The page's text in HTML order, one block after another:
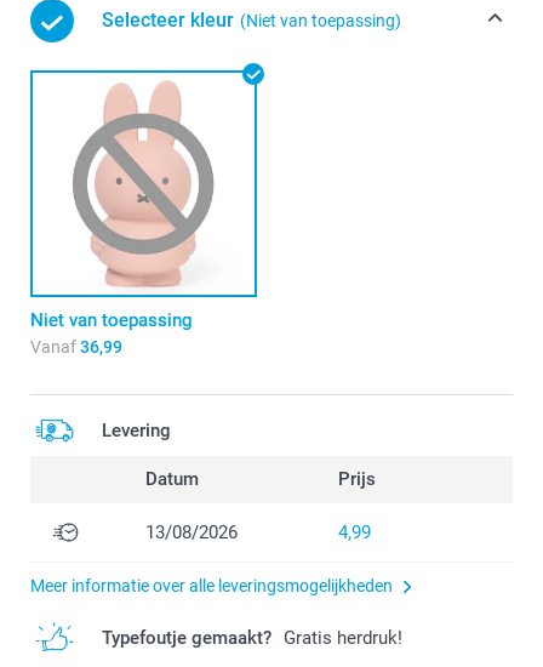
Selecteer kleur (Niet van toepassing)
Niet van toepassing
Vanaf36,99
Levering
Datum Prijs
13/08/2026 4,99
Meer informatie over alle leveringsmogelijkheden
Typefoutje gemaakt? Gratis herdruk!